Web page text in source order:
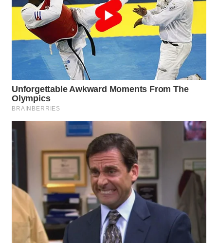
BOGOR
WN
DEPOK
TAPANULI
UTARA
WN
SUMEDANG
WN